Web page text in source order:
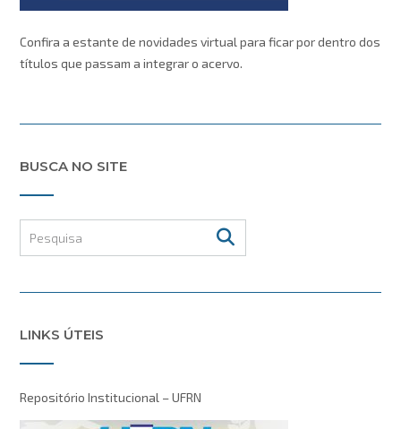
Confira a estante de novidades virtual para ficar por dentro dos
títulos que passam a integrar o acervo.
BUSCA NO SITE
LINKS ÚTEIS
Repositório Institucional – UFRN